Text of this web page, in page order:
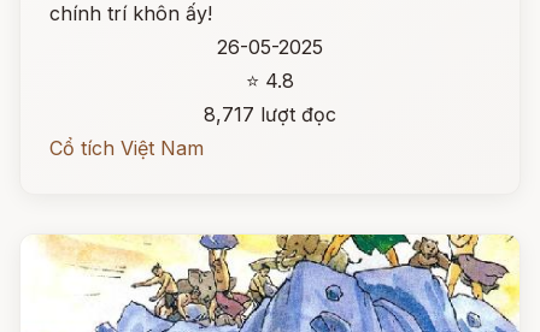
chính trí khôn ấy!
26-05-2025
⭐ 4.8
8,717 lượt đọc
Cổ tích Việt Nam